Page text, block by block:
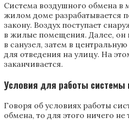
Система воздушного обмена в
жилом доме разрабатывается
закону. Воздух поступает
в жилые помещения. Далее, он
в санузел, затем в
для отведения на улицу. На
заканчивается.
Условия для работы системы
Говоря об условиях работы
обмена, то для этого ничего не